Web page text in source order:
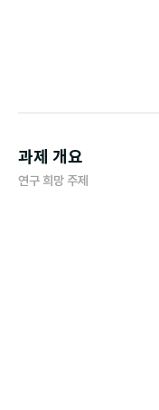
과제 개요
연구 희망 주제